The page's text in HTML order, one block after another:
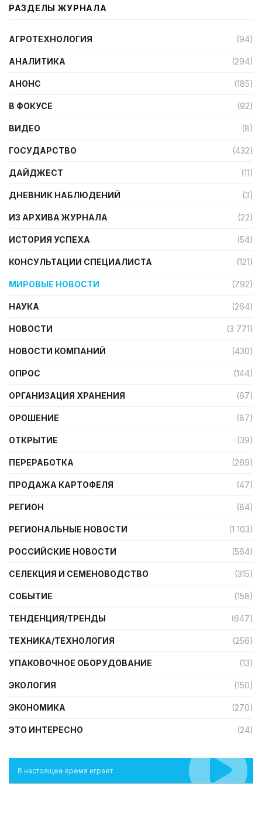
РАЗДЕЛЫ ЖУРНАЛА
АГРОТЕХНОЛОГИЯ (94)
АНАЛИТИКА (294)
АНОНС (185)
В ФОКУСЕ (92)
ВИДЕО (8)
ГОСУДАРСТВО (432)
ДАЙДЖЕСТ (11)
ДНЕВНИК НАБЛЮДЕНИЙ (3)
ИЗ АРХИВА ЖУРНАЛА (22)
ИСТОРИЯ УСПЕХА (54)
КОНСУЛЬТАЦИИ СПЕЦИАЛИСТА (121)
МИРОВЫЕ НОВОСТИ (792)
НАУКА (264)
НОВОСТИ (3 771)
НОВОСТИ КОМПАНИЙ (430)
ОПРОС (144)
ОРГАНИЗАЦИЯ ХРАНЕНИЯ (67)
ОРОШЕНИЕ (87)
ОТКРЫТИЕ (39)
ПЕРЕРАБОТКА (269)
ПРОДАЖА КАРТОФЕЛЯ (47)
РЕГИОН (84)
РЕГИОНАЛЬНЫЕ НОВОСТИ (1 103)
РОССИЙСКИЕ НОВОСТИ (564)
СЕЛЕКЦИЯ И СЕМЕНОВОДСТВО (315)
СОБЫТИЕ (158)
ТЕНДЕНЦИЯ/ТРЕНДЫ (647)
ТЕХНИКА/ТЕХНОЛОГИЯ (256)
УПАКОВОЧНОЕ ОБОРУДОВАНИЕ (13)
ЭКОЛОГИЯ (150)
ЭКОНОМИКА (270)
ЭТО ИНТЕРЕСНО (24)
В настоящее время играет